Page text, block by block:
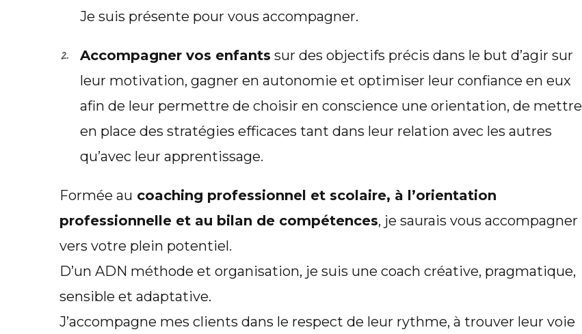
Je suis présente pour vous accompagner.
Accompagner vos enfants sur des objectifs précis dans le but d’agir sur
leur motivation, gagner en autonomie et optimiser leur confiance en eux
afin de leur permettre de choisir en conscience une orientation, de mettre
en place des stratégies efficaces tant dans leur relation avec les autres
qu’avec leur apprentissage.
Formée au coaching professionnel et scolaire, à l’orientation
professionnelle et au bilan de compétences, je saurais vous accompagner
vers votre plein potentiel.
D’un ADN méthode et organisation, je suis une coach créative, pragmatique,
sensible et adaptative.
J’accompagne mes clients dans le respect de leur rythme, à trouver leur voie